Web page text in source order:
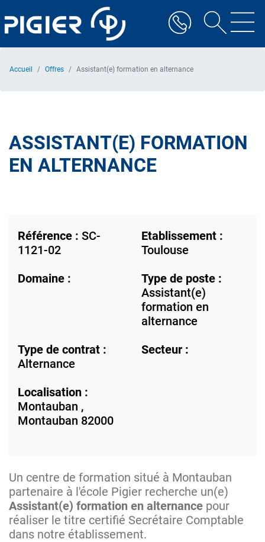
au
contenu
Accueil Offres Assistant(e) formation en alternance
ASSISTANT(E) FORMATION
EN ALTERNANCE
Référence : SC-
1121-02
Etablissement :
Toulouse
Domaine :
Type de poste :
Assistant(e)
formation en
alternance
Type de contrat :
Alternance
Secteur :
Localisation :
Montauban ,
Montauban 82000
Un centre de formation situé à Montauban
partenaire à l'école Pigier recherche un(e)
Assistant(e) formation en alternance pour
réaliser le titre certifié Secrétaire Comptable
dans notre établissement.